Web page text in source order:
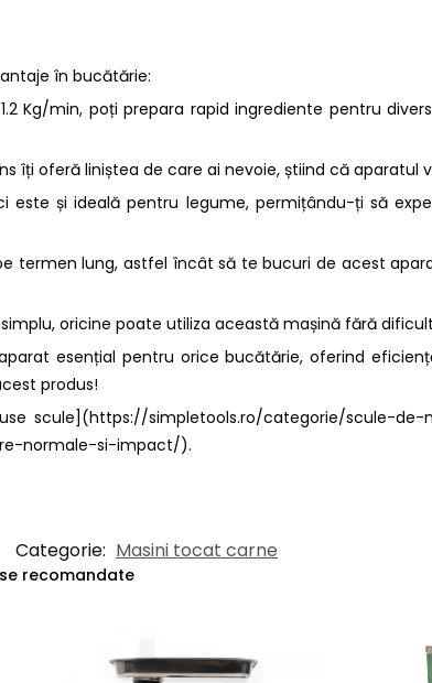
în bucătărie:
Kg/min, poți prepara rapid ingrediente pentru
îți oferă liniștea de care ai nevoie, știind că aparatul
și ideală pentru legume, permițându-ți să
termen lung, astfel încât să te bucuri de acest
oricine poate utiliza această mașină fără
aparat esențial pentru orice bucătărie, oferind
produs!
scule](https://simpletools.ro/categorie/scule-
normale-si-impact/).
Categorie: Masini tocat carne
recomandate